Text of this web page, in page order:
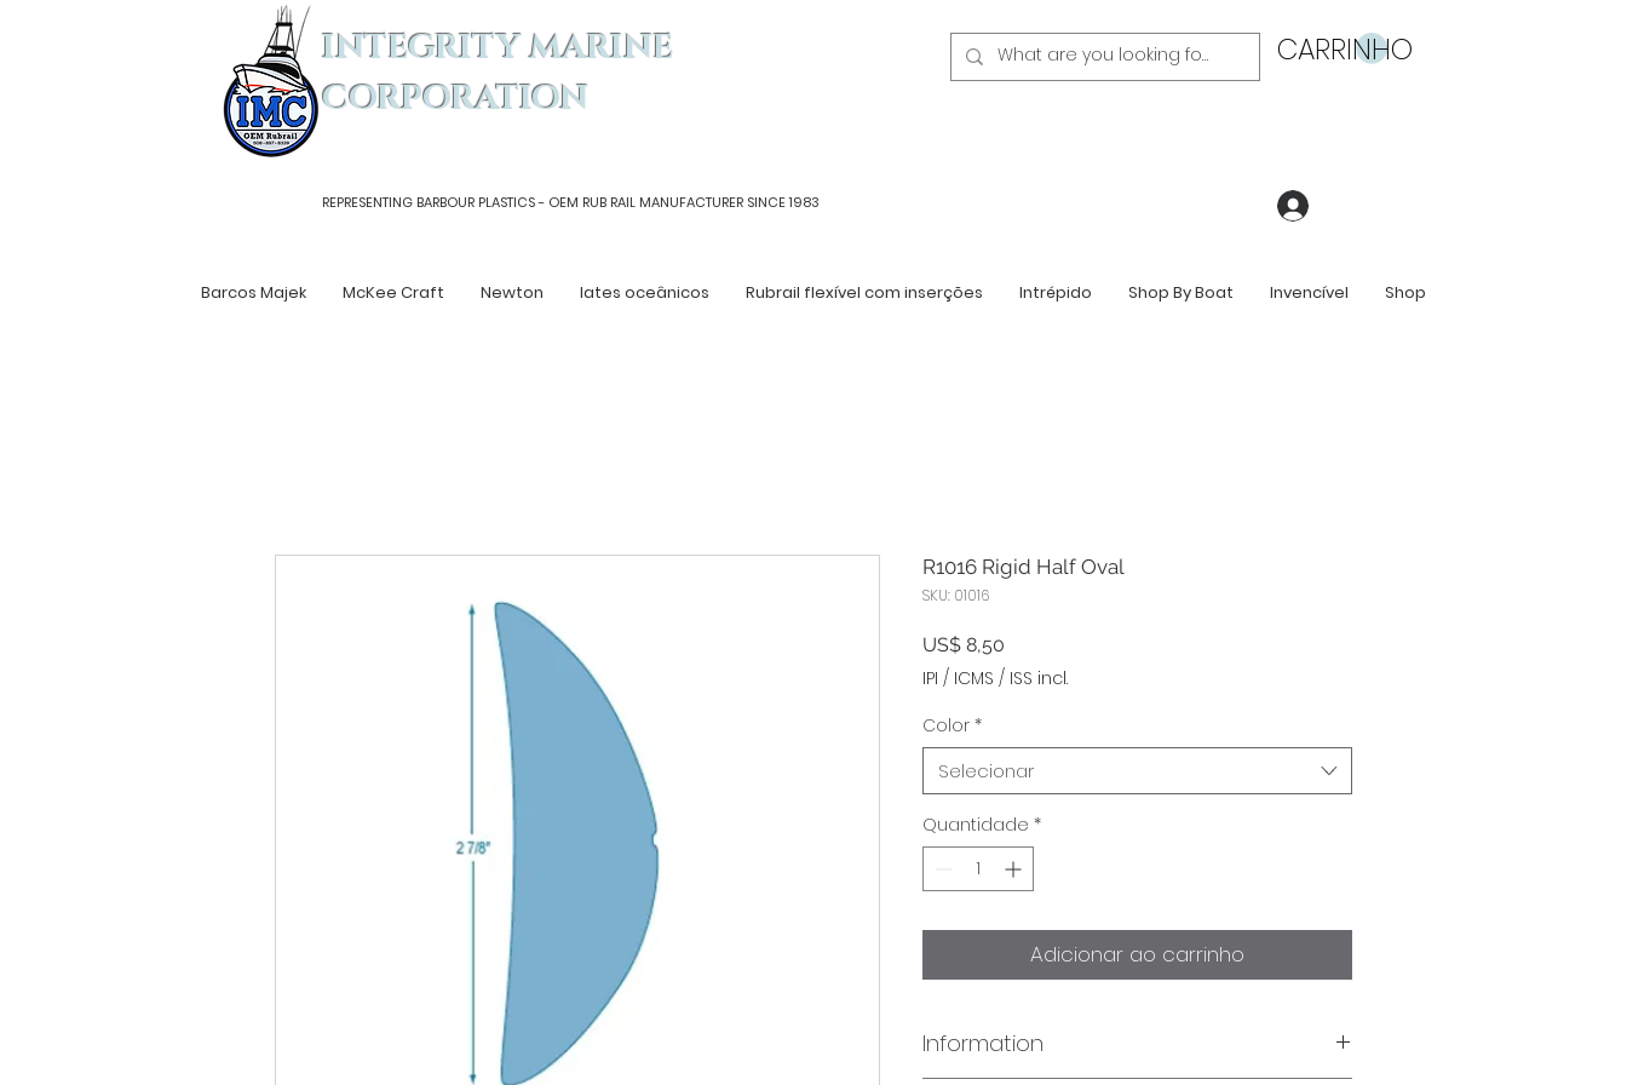
INTEGRITY MARINE
CORPORATION
REPRESENTING BARBOUR PLASTICS - OEM RUB RAIL MANUFACTURER SINCE 1983
CARRINHO
Barcos Majek McKee Craft Newton Iates oceânicos Rubrail flexível com inserções Intrépido Shop By Boat Invencível Shop
R1016 Rigid Half Oval
SKU: 01016
US$ 8,50
IPI / ICMS / ISS incl.
Color *
Selecionar
Quantidade *
Adicionar ao carrinho
Information